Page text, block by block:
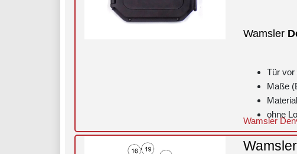
Wamsler
Tür vor
Maße
ohne
Wamsler